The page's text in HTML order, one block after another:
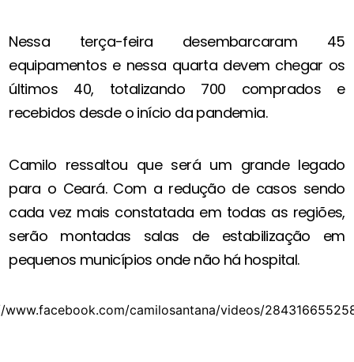
Nessa terça-feira desembarcaram 45
equipamentos e nessa quarta devem chegar os
últimos 40, totalizando 700 comprados e
recebidos desde o início da pandemia.
Camilo ressaltou que será um grande legado
para o Ceará. Com a redução de casos sendo
cada vez mais constatada em todas as regiões,
serão montadas salas de estabilização em
pequenos municípios onde não há hospital.
camilosantana/videos/